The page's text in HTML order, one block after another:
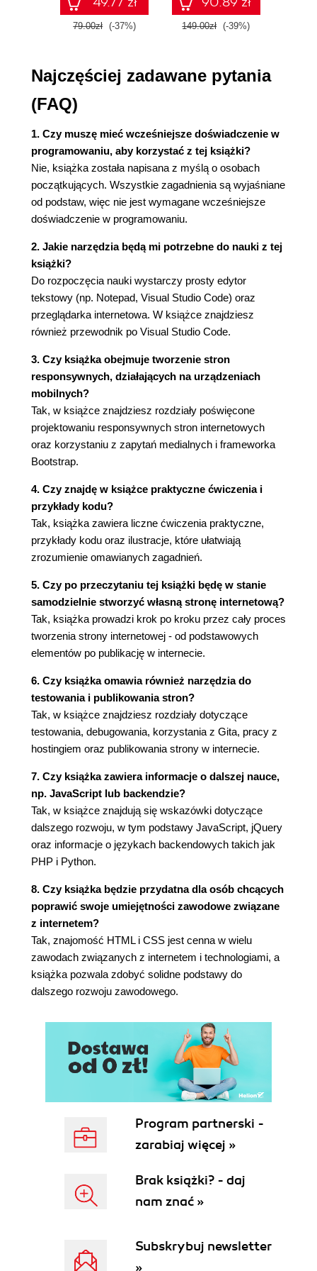
CZĘŚĆ II. W GŁĄB
| 4 | Struktura HTML
Format dokumentu HTML (podstawowa
struktura)
Zagnieżdżanie
Składanie wszystkiego razem
| 5 | Podstawowe elementy HTML
Akapity
Nagłówki
Listy
Łącza
Inne znaczniki
Elementy semantyczne
Składanie wszystkiego razem
| 6 | Struktura CSS
Gdzie "mieszka" CSS
Przykładowy plik CSS
Selektory
Pseudoklasy
Pseudoelementy
Kaskadowa hierarchia CSS
| 7 | Ustawianie rozmiaru elementów i odstępów
za pomocą CSS
Dopełnienie
Obramowanie
Marginesy
Określanie wymiarów bloku
| 8 | Formatowanie tekstu
Własność color
Cień tekstu
Niestandardowe czcionki internetowe -
Google Fonts
Ćwiczenie praktyczne
| 9 | Układ i format
Własność position
Elementy pływające
Własność display
Pasek nawigacyjny
Dalsze kroki
CZĘŚĆ III. TECHNIKI ZAAWANSOWANE
| 10 | Szuflada ze szpargałami HTML
Indeks górny i indeks dolny
Skróty
Elementy pre i code
Znaki specjalne
Emoji
Audio i wideo
Zestawy obrazów
Tabele
Ramki wewnętrzne
Formularze - informacje ogólne
Najważniejsze elementy
Walidacja HTML5
Przetwarzanie danych z formularza za
| 12 | Efektowne sztuczki
Gradienty CSS
Transformacje
Wartości obliczone
| 13 | Zapytania o media
79.00zł (-37%) 149.00zł (-39%)
Najczęściej zadawane pytania
(FAQ)
1. Czy muszę mieć wcześniejsze doświadczenie w
programowaniu, aby korzystać z tej książki?
Nie, książka została napisana z myślą o osobach
początkujących. Wszystkie zagadnienia są wyjaśniane
od podstaw, więc nie jest wymagane wcześniejsze
doświadczenie w programowaniu.
2. Jakie narzędzia będą mi potrzebne do nauki z tej
książki?
Do rozpoczęcia nauki wystarczy prosty edytor
tekstowy (np. Notepad, Visual Studio Code) oraz
przeglądarka internetowa. W książce znajdziesz
również przewodnik po Visual Studio Code.
3. Czy książka obejmuje tworzenie stron
responsywnych, działających na urządzeniach
mobilnych?
Tak, w książce znajdziesz rozdziały poświęcone
projektowaniu responsywnych stron internetowych
oraz korzystaniu z zapytań medialnych i frameworka
Bootstrap.
4. Czy znajdę w książce praktyczne ćwiczenia i
przykłady kodu?
Tak, książka zawiera liczne ćwiczenia praktyczne,
przykłady kodu oraz ilustracje, które ułatwiają
zrozumienie omawianych zagadnień.
5. Czy po przeczytaniu tej książki będę w stanie
samodzielnie stworzyć własną stronę internetową?
Tak, książka prowadzi krok po kroku przez cały proces
tworzenia strony internetowej - od podstawowych
elementów po publikację w internecie.
6. Czy książka omawia również narzędzia do
testowania i publikowania stron?
Tak, w książce znajdziesz rozdziały dotyczące
testowania, debugowania, korzystania z Gita, pracy z
hostingiem oraz publikowania strony w internecie.
7. Czy książka zawiera informacje o dalszej nauce,
np. JavaScript lub backendzie?
Tak, w książce znajdują się wskazówki dotyczące
dalszego rozwoju, w tym podstawy JavaScript, jQuery
oraz informacje o językach backendowych takich jak
PHP i Python.
8. Czy książka będzie przydatna dla osób chcących
poprawić swoje umiejętności zawodowe związane
z internetem?
Tak, znajomość HTML i CSS jest cenna w wielu
zawodach związanych z internetem i technologiami, a
książka pozwala zdobyć solidne podstawy do
dalszego rozwoju zawodowego.
Program partnerski -
zarabiaj więcej »
Brak książki? - daj
nam znać »
Subskrybuj newsletter
»